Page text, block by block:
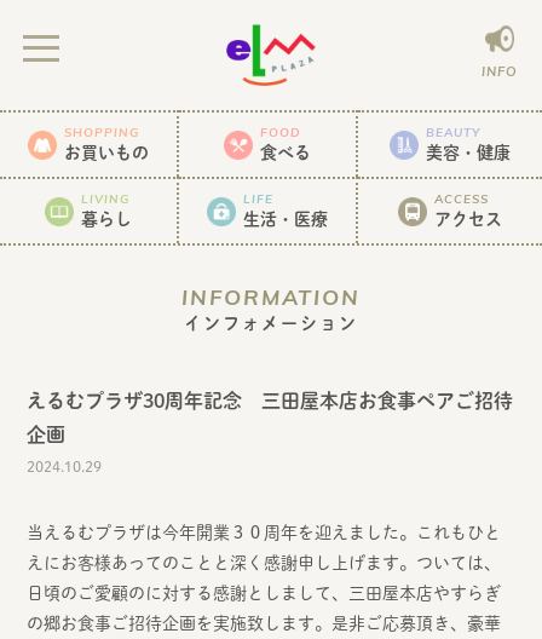
INFO
SHOPPING
お買いもの
FOOD
食べる
BEAUTY
美容・健康
LIVING
暮らし
LIFE
生活・医療
ACCESS
アクセス
INFORMATION
インフォメーション
えるむプラザ30周年記念 三田屋本店お食事ペアご招待
企画
2024.10.29
当えるむプラザは今年開業３０周年を迎えました。これもひと
えにお客様あってのことと深く感謝申し上げます。ついては、
日頃のご愛顧のに対する感謝としまして、三田屋本店やすらぎ
の郷お食事ご招待企画を実施致します。是非ご応募頂き、豪華